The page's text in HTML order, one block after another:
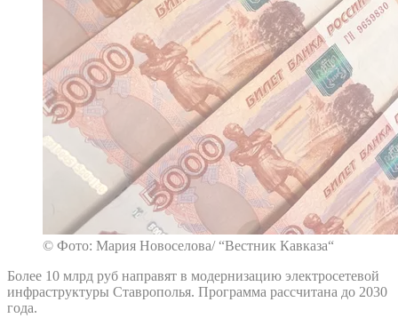
© Фото: Мария Новоселова/ “Вестник Кавказа“
Более 10 млрд руб направят в модернизацию электросетевой
инфраструктуры Ставрополья. Программа рассчитана до 2030
года.